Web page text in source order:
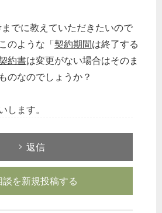
でに教えていただきたいので
のような「契約期間は終了する
約書は変更がない場合はそのま
のなのでしょうか？
します。
返信
談を新規投稿する
ノウハウ
次へ